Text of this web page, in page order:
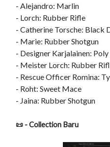
- Alejandro: Marlin
- Lorch: Rubber Rifle
- Catherine Torsche: Black
- Marie: Rubber Shotgun
- Designer Karjalainen:
- Meister Lorch: Rubber
- Rescue Officer Romina:
- Roht: Sweet Mace
- Jaina: Rubber Shotgun
📜 - Collection Baru